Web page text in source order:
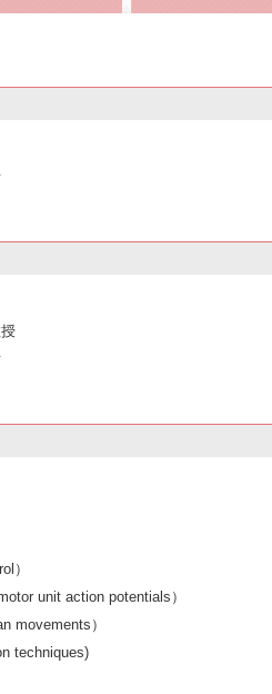
）
unit action potentials）
movements）
techniques)